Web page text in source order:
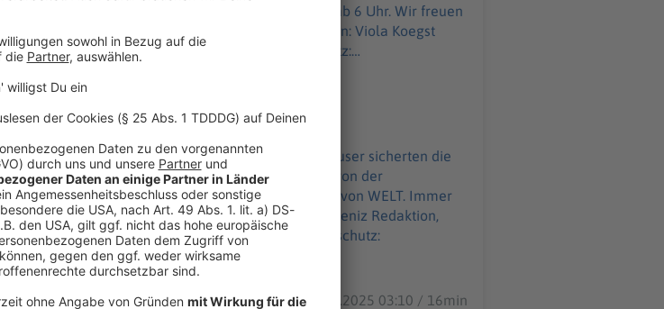
von WELT. Immer montags und donnerstags ab 6 Uhr. Wir freuen
article7893735/Impressum.html Datenschutz:
kein Bad in ihrer Wohnung. Öffentliche Badehäuser sicherten die
„Aha! History“ erzählt die Geschichte der Bäder von der
WELT-DIGITAL.html
02.01.2025 03:10 / 16min